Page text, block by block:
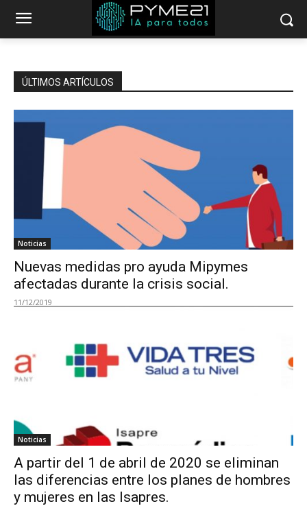
ÚLTIMOS ARTÍCULOS
Noticias
Nuevas medidas pro ayuda Mipymes
afectadas durante la crisis social.
11/12/2019
Noticias
A partir del 1 de abril de 2020 se eliminan
las diferencias entre los planes de hombres
y mujeres en las Isapres.